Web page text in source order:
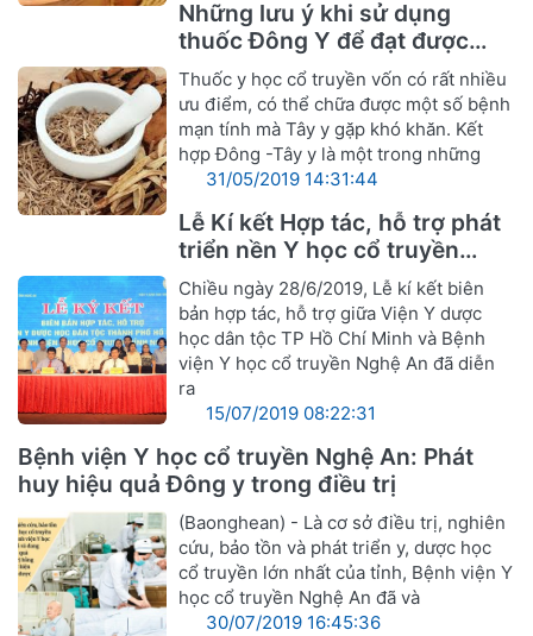
Những lưu ý khi sử dụng
thuốc Đông Y để đạt được
hiệu quả tốt nhất
Thuốc y học cổ truyền vốn có rất nhiều
ưu điểm, có thể chữa được một số bệnh
mạn tính mà Tây y gặp khó khăn. Kết
hợp Đông -Tây y là một trong những
31/05/2019 14:31:44
Lễ Kí kết Hợp tác, hỗ trợ phát
triển nền Y học cổ truyền
Nghệ An
Chiều ngày 28/6/2019, Lễ kí kết biên
bản hợp tác, hỗ trợ giữa Viện Y dược
học dân tộc TP Hồ Chí Minh và Bệnh
viện Y học cổ truyền Nghệ An đã diễn
ra
15/07/2019 08:22:31
Bệnh viện Y học cổ truyền Nghệ An: Phát
huy hiệu quả Đông y trong điều trị
(Baonghean) - Là cơ sở điều trị, nghiên
cứu, bảo tồn và phát triển y, dược học
cổ truyền lớn nhất của tỉnh, Bệnh viện Y
học cổ truyền Nghệ An đã và
30/07/2019 16:45:36